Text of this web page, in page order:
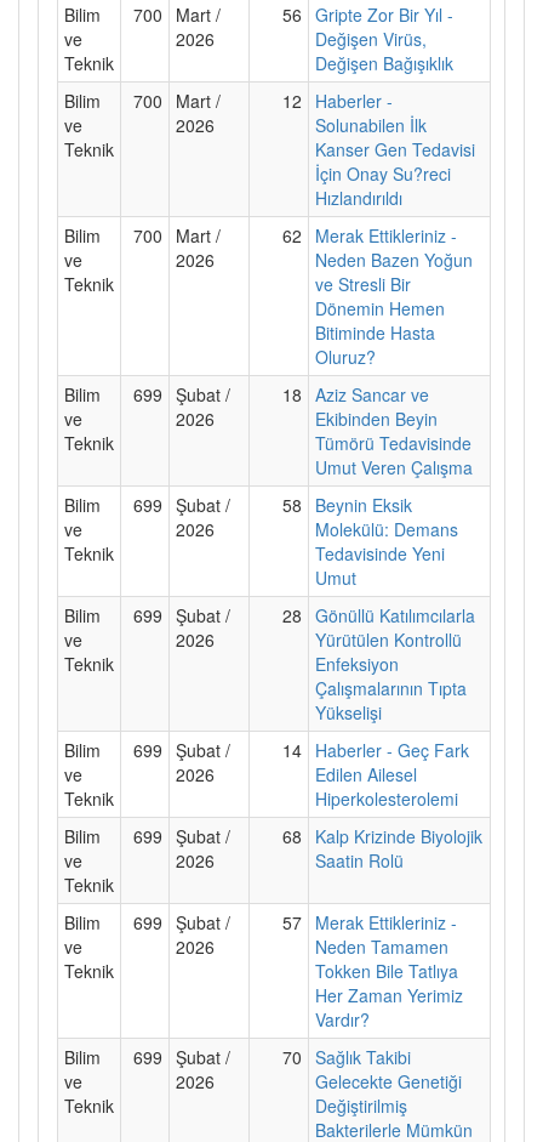
Bilim
ve
Teknik
700
Mart /
2026
56 Gripte Zor Bir Yıl -
Değişen Virüs,
Değişen Bağışıklık
Bilim
ve
Teknik
700
Mart /
2026
12
Haberler -
Solunabilen İlk
Kanser Gen Tedavisi
İçin Onay Su?reci
Hızlandırıldı
Bilim
ve
Teknik
700
Mart /
2026
62
Merak Ettikleriniz -
Neden Bazen Yoğun
ve Stresli Bir
Dönemin Hemen
Bitiminde Hasta
Oluruz?
Bilim
ve
Teknik
699 Şubat /
2026
18 Aziz Sancar ve
Ekibinden Beyin
Tümörü Tedavisinde
Umut Veren Çalışma
Bilim
ve
Teknik
699 Şubat /
2026
58
Beynin Eksik
Molekülü: Demans
Tedavisinde Yeni
Umut
Bilim
ve
Teknik
699 Şubat /
2026
28 Gönüllü Katılımcılarla
Yürütülen Kontrollü
Enfeksiyon
Çalışmalarının Tıpta
Yükselişi
Bilim
ve
Teknik
699 Şubat /
2026
14 Haberler - Geç Fark
Edilen Ailesel
Hiperkolesterolemi
Bilim
ve
Teknik
699 Şubat /
2026
68
Kalp Krizinde Biyolojik
Saatin Rolü
Bilim
ve
Teknik
699 Şubat /
2026
57 Merak Ettikleriniz -
Neden Tamamen
Tokken Bile Tatlıya
Her Zaman Yerimiz
Vardır?
Bilim
ve
Teknik
699 Şubat /
2026
70 Sağlık Takibi
Gelecekte Genetiği
Değiştirilmiş
Bakterilerle Mümkün